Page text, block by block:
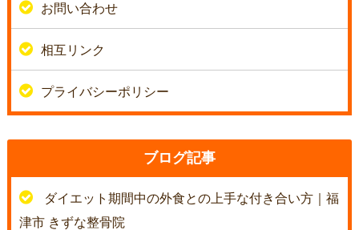
お問い合わせ
相互リンク
プライバシーポリシー
ブログ記事
ダイエット期間中の外食との上手な付き合い方｜福
津市 きずな整骨院